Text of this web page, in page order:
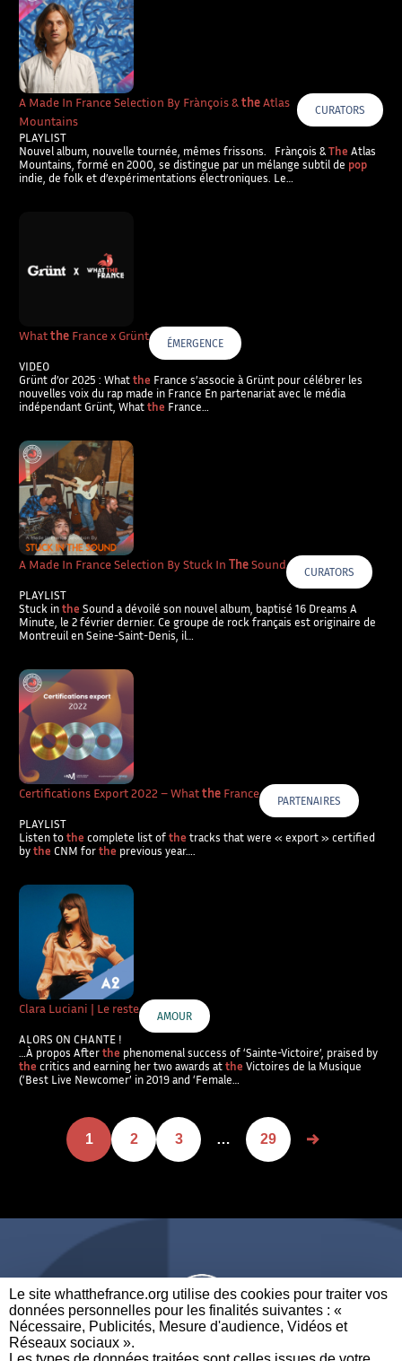
Le site whatthefrance.org utilise des cookies pour traiter vos
données personnelles pour les finalités suivantes : «
Nécessaire, Publicités, Mesure d'audience, Vidéos et
Réseaux sociaux ». ​
A Made In France Selection By Frànçois &theAtlas
Mountains
CURATORS
PLAYLIST
Nouvel album, nouvelle tournée, mêmes frissons. Frànçois &The Atlas
Mountains, formé en 2000, se distingue par un mélange subtil de pop
indie, de folk et d’expérimentations électroniques. Le…
Whatthe France x Grünt ÉMERGENCE
VIDEO
Grünt d’or 2025 : Whatthe France s’associe à Grünt pour célébrer les
nouvelles voix du rap made in France En partenariat avec le média
indépendant Grünt, Whatthe France…
A Made In France Selection By Stuck InTheSound CURATORS
PLAYLIST
Stuck inthe Sound a dévoilé son nouvel album, baptisé 16 Dreams A
Minute, le 2 février dernier. Ce groupe de rock français est originaire de
Montreuil en Seine-Saint-Denis, il…
Certifications Export 2022 – Whatthe France PARTENAIRES
PLAYLIST
Listen tothe complete list ofthe tracks that were « export » certified
bythe CNM forthe previous year….
Clara Luciani | Le reste AMOUR
ALORS ON CHANTE !
…À propos Afterthe phenomenal success of ‘Sainte-Victoire’, praised by
the critics and earning her two awards atthe Victoires de la Musique
(‘Best Live Newcomer’ in 2019 and ‘Female…
1 2 3 … 29
A BRAND OF